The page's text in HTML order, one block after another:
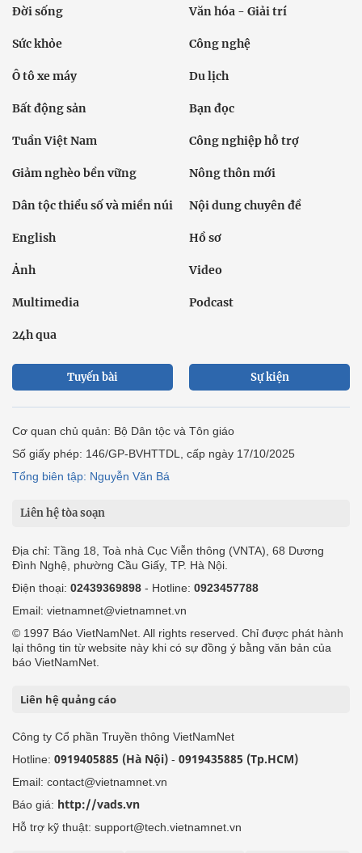
Đời sống Văn hóa - Giải trí
Sức khỏe Công nghệ
Ô tô xe máy Du lịch
Bất động sản Bạn đọc
Tuần Việt Nam Công nghiệp hỗ trợ
Giảm nghèo bền vững Nông thôn mới
Dân tộc thiểu số và miền núi Nội dung chuyên đề
English Hồ sơ
Ảnh Video
Multimedia Podcast
24h qua
Tuyến bài Sự kiện
Cơ quan chủ quản: Bộ Dân tộc và Tôn giáo
Số giấy phép: 146/GP-BVHTTDL, cấp ngày 17/10/2025
Tổng biên tập: Nguyễn Văn Bá
Liên hệ tòa soạn
Địa chỉ: Tầng 18, Toà nhà Cục Viễn thông (VNTA), 68 Dương
Đình Nghệ, phường Cầu Giấy, TP. Hà Nội.
Điện thoại: 02439369898 - Hotline: 0923457788
Email: vietnamnet@vietnamnet.vn
© 1997 Báo VietNamNet. All rights reserved. Chỉ được phát hành
lại thông tin từ website này khi có sự đồng ý bằng văn bản của
báo VietNamNet.
Liên hệ quảng cáo
Công ty Cổ phần Truyền thông VietNamNet
Hotline: 0919405885 (Hà Nội) - 0919435885 (Tp.HCM)
Email: contact@vietnamnet.vn
Báo giá: http://vads.vn
Hỗ trợ kỹ thuật: support@tech.vietnamnet.vn